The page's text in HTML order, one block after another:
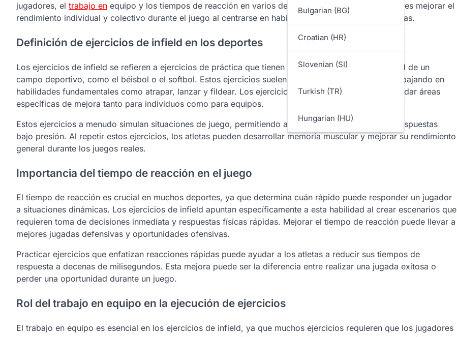
Bulgarian (BG)
Croatian (HR)
Slovenian (SI)
Turkish (TR)
Hungarian (HU)
jugadores, el trabajo en equipo y los tiempos de reacción en varios deportes. Su propósito principal es mejorar el
rendimiento individual y colectivo durante el juego al centrarse en habilidades y estrategias específicas.
Definición de ejercicios de infield en los deportes
Los ejercicios de infield se refieren a ejercicios de práctica que tienen lugar dentro del área de infield de un
campo deportivo, como el béisbol o el softbol. Estos ejercicios suelen involucrar a los jugadores trabajando en
habilidades fundamentales como atrapar, lanzar y fildear. Los ejercicios pueden adaptarse para abordar áreas
específicas de mejora tanto para individuos como para equipos.
Estos ejercicios a menudo simulan situaciones de juego, permitiendo a los jugadores practicar sus respuestas
bajo presión. Al repetir estos ejercicios, los atletas pueden desarrollar memoria muscular y mejorar su rendimiento
general durante los juegos reales.
Importancia del tiempo de reacción en el juego
El tiempo de reacción es crucial en muchos deportes, ya que determina cuán rápido puede responder un jugador
a situaciones dinámicas. Los ejercicios de infield apuntan específicamente a esta habilidad al crear escenarios que
requieren toma de decisiones inmediata y respuestas físicas rápidas. Mejorar el tiempo de reacción puede llevar a
mejores jugadas defensivas y oportunidades ofensivas.
Practicar ejercicios que enfatizan reacciones rápidas puede ayudar a los atletas a reducir sus tiempos de
respuesta a decenas de milisegundos. Esta mejora puede ser la diferencia entre realizar una jugada exitosa o
perder una oportunidad durante un juego.
Rol del trabajo en equipo en la ejecución de ejercicios
El trabajo en equipo es esencial en los ejercicios de infield, ya que muchos ejercicios requieren que los jugadores